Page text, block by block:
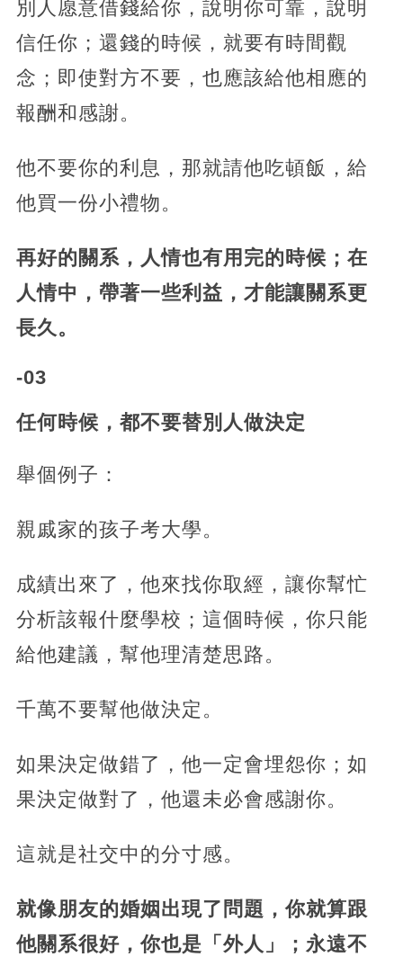
別人愿意借錢給你，說明你可靠，說明
信任你；還錢的時候，就要有時間觀
念；即使對方不要，也應該給他相應的
報酬和感謝。
他不要你的利息，那就請他吃頓飯，給
他買一份小禮物。
再好的關系，人情也有用完的時候；在
人情中，帶著一些利益，才能讓關系更
長久。
-03
任何時候，都不要替別人做決定
舉個例子：
親戚家的孩子考大學。
成績出來了，他來找你取經，讓你幫忙
分析該報什麼學校；這個時候，你只能
給他建議，幫他理清楚思路。
千萬不要幫他做決定。
如果決定做錯了，他一定會埋怨你；如
果決定做對了，他還未必會感謝你。
這就是社交中的分寸感。
就像朋友的婚姻出現了問題，你就算跟
他關系很好，你也是「外人」；永遠不